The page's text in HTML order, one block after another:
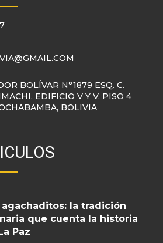
BOLÍVAR N°1879 ESQ. C.
EDIFICIO V Y V, PISO 4
BOLIVIA
agachaditos: la tradición
que cuenta la historia
Paz